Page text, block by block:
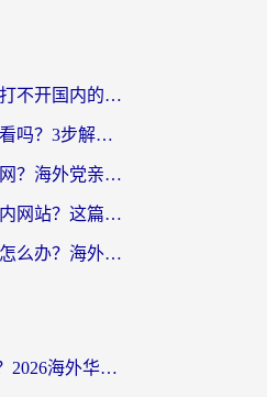
海外党必看：国外打不开国内的app怎么办？3步解决你的乡愁
优酷会员在海外能看吗？3步解决海外追剧难题，附实测好用加速器推荐
如何在国外看土豆网？海外党亲测有效的追剧加速器选择指南
人在国外打不开国内网站？这篇攻略帮你无缝解锁国内资源（附交管12123使用技巧）
香港优酷地区限制怎么办？海外党亲测有效的追剧解决方案
Mac翻墙回国免费？2026海外华人亲测：从CCTV5直播到国内APP，这样选加速器才靠谱